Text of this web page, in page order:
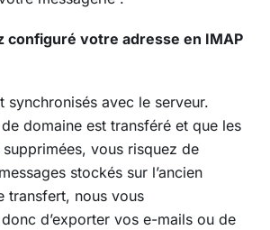
configuré votre adresse en IMAP
synchronisés avec le serveur.
domaine est transféré et que les
vous risquez de
stockés sur l’ancien
transfert, nous vous
d’exporter vos e-mails ou de